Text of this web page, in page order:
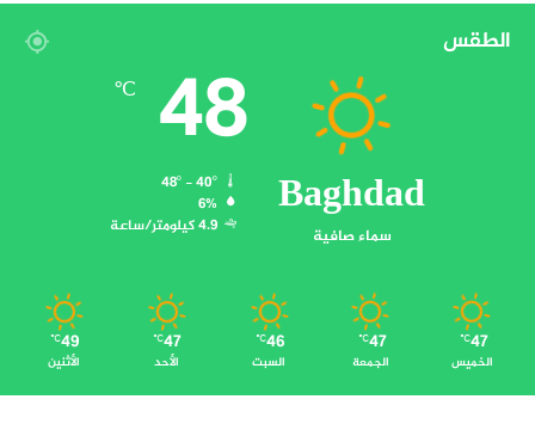
الطقس
Baghdad
سماء صافية
48
℃
6%
4.9 كيلومتر/ساعة
47
℃
الخميس
47
℃
الجمعة
46
℃
السبت
47
℃
الأحد
49
℃
الأثنين